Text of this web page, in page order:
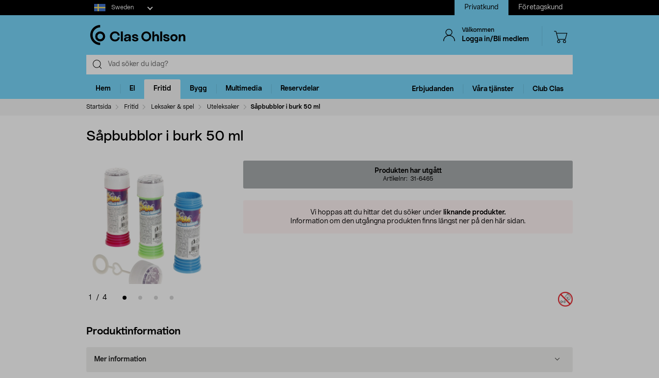
Select
market
Sweden Privatkund Företagskund
Välkommen
Logga in/Bli medlem
Hem El Fritid Bygg Multimedia Reservdelar Erbjudanden Våra tjänster Club Clas
Startsida Fritid Leksaker & spel Uteleksaker Såpbubblor i burk 50 ml
Såpbubblor i burk 50 ml
1 / 4
Produkten har utgått
Artikelnr: 31-6465
Vi hoppas att du hittar det du söker under liknande produkter.
Information om den utgångna produkten finns längst ner på den här sidan.
Produktinformation
Mer information